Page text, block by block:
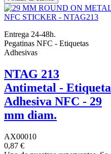
Entrega 24-48h.
Pegatinas NFC - Etiquetas
Adhesivas
NTAG 213
Antimetal - Etiqueta
Adhesiva NFC - 29
mm diam.
AX00010
0,87 €